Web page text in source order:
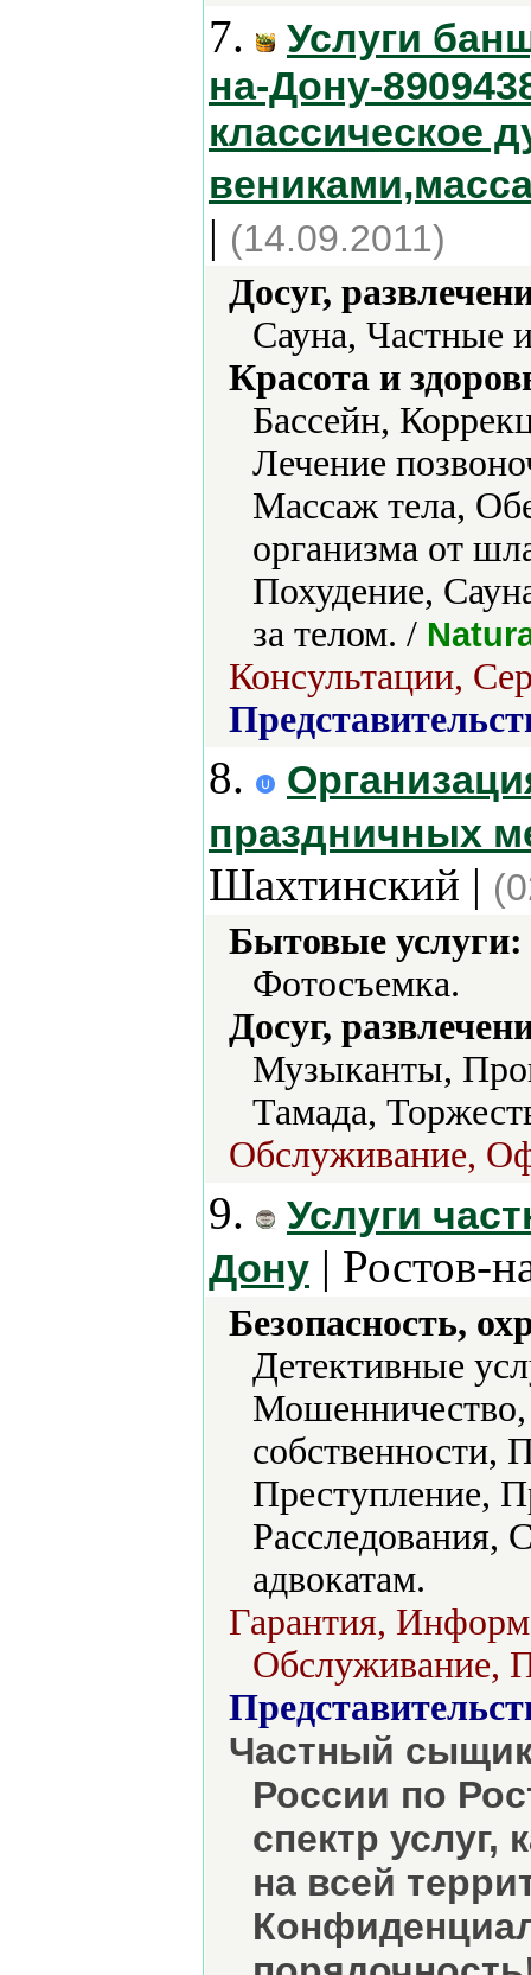
7.
Услуги
на-Дону-
классическое
| (14.09.2011)
Досуг,
Сауна, Частные
Красота и
Бассейн,
Лечение
Массаж тела,
организма от
Похудение,
за телом. /
Консультации,
8.
праздничных
Шахтинский |
Бытовые услуги:
Фотосъемка.
Досуг,
Музыканты,
Тамада,
Обслуживание,
9.
Услуги
Дону | Ростов-
Безопасность,
Детективные
Мошенничество,
собственности,
Преступление,
Расследования,
адвокатам.
Гарантия,
Обслуживание,
Частный
России по
спектр услуг,
на всей